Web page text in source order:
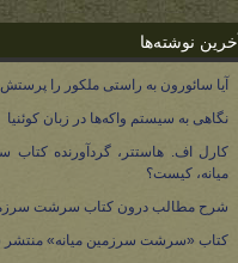
آخرین نوشته‌ها
آیا سائورون به راستی ملکور را
نگاهی به سیستم واکه‌ها در زبان کوئنیا
کارل اف. هاستتر، گردآورنده
میانه، کیست؟
شرح مطالب درون کتاب سرشت
کتاب «سرشت سرزمین میانه»